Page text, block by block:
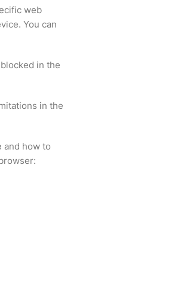
web
You can
in the
in the
and how to